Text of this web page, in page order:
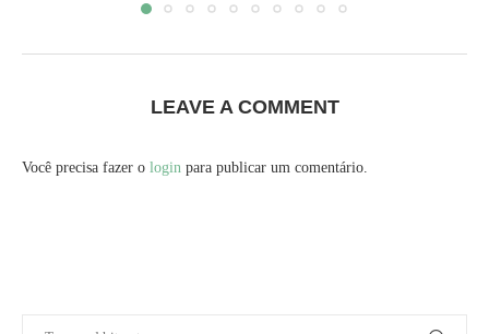
LEAVE A COMMENT
Você precisa fazer o login para publicar um comentário.